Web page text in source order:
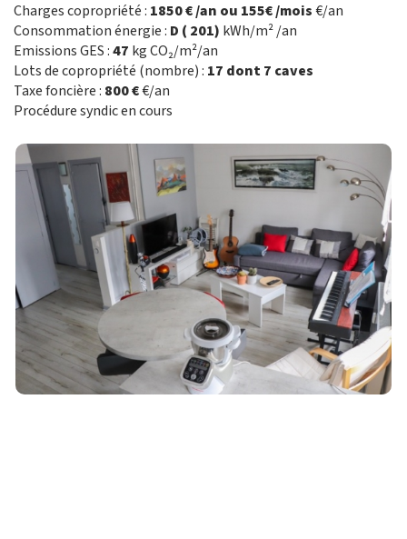
Charges copropriété : 1850 € /an ou 155€ /mois€/an
Consommation énergie : D ( 201) kWh/m² /an
Emissions GES :47 kg CO₂/m²/an
Lots de copropriété (nombre) : 17 dont 7 caves
Taxe foncière : 800 €€/an
Procédure syndic en cours